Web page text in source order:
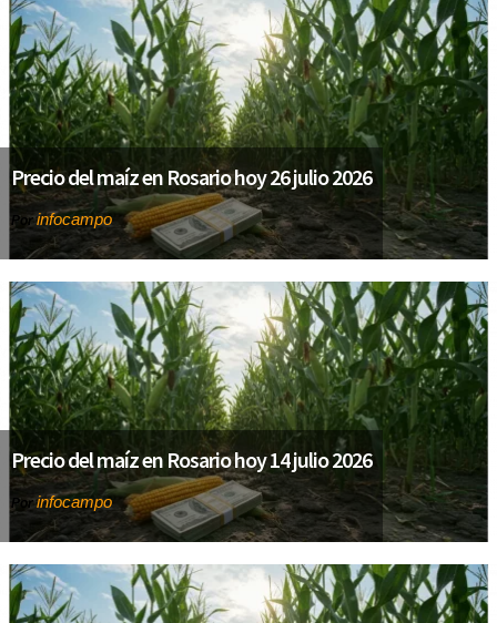
Precio del maíz en Rosario hoy 26 julio 2026
Porinfocampo
Precio del maíz en Rosario hoy 14 julio 2026
Porinfocampo